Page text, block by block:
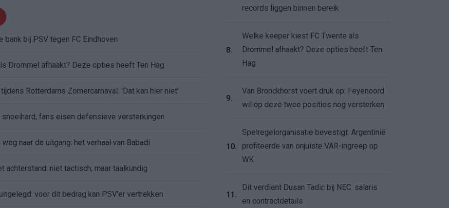
bij PSV tegen FC Eindhoven
Drommel afhaakt? Deze opties heeft Ten Hag
Rotterdams Zomercarnaval: 'Dat kan hier niet'
fans eisen defensieve versterkingen
naar de uitgang: het verhaal van Babadi
achterstand: niet tactisch, maar taalkundig
voor dit bedrag kan PSV'er vertrekken
records liggen binnen bereik
8.
Welke keeper kiest FC Twente als
Drommel afhaakt? Deze opties heeft Ten
Hag
9.
Van Bronckhorst voert druk op: Feyenoord
wil op deze twee posities nog versterken
10.
Spelregelorganisatie bevestigt: Argentinië
profiteerde van onjuiste VAR-ingreep op
WK
11.
Dit verdient Dusan Tadic bij NEC: salaris
en contractdetails